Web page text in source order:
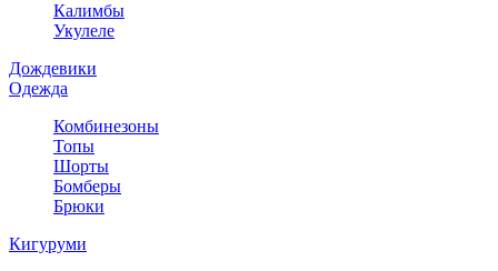
Калимбы
Укулеле
Дождевики
Одежда
Комбинезоны
Топы
Шорты
Бомберы
Брюки
Кигуруми